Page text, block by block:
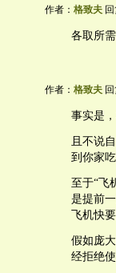
作者： 格致夫
各取所
作者： 格致夫
事实是
且不说
到你家
至于“飞
是提前
飞机快
假如庞
经拒绝